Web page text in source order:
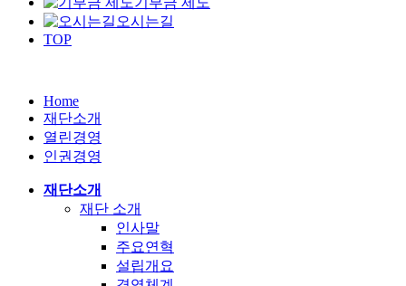
오시는길
TOP
Home
재단소개
열린경영
인권경영
재단소개
재단 소개
인사말
주요연혁
설립개요